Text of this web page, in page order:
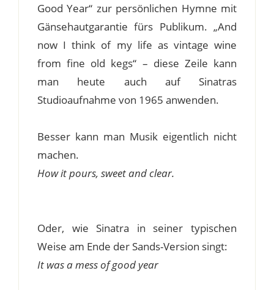
Good Year“ zur persönlichen Hymne mit
Gänsehautgarantie fürs Publikum. „And
now I think of my life as vintage wine
from fine old kegs“ – diese Zeile kann
man heute auch auf Sinatras
Studioaufnahme von 1965 anwenden.
Besser kann man Musik eigentlich nicht
machen.
How it pours, sweet and clear.
Oder, wie Sinatra in seiner typischen
Weise am Ende der Sands-Version singt:
It was a mess of good year